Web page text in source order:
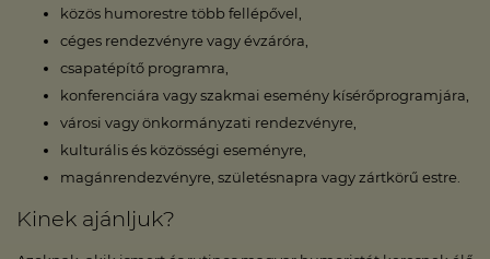
közös humorestre több fellépővel,
céges rendezvényre vagy évzáróra,
csapatépítő programra,
konferenciára vagy szakmai esemény kísérőprogramjára,
városi vagy önkormányzati rendezvényre,
kulturális és közösségi eseményre,
magánrendezvényre, születésnapra vagy zártkörű estre.
Kinek ajánljuk?